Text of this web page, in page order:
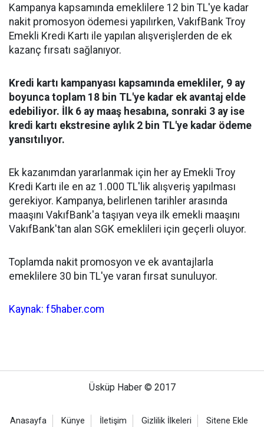
Kampanya kapsamında emeklilere 12 bin TL'ye kadar
nakit promosyon ödemesi yapılırken, VakıfBank Troy
Emekli Kredi Kartı ile yapılan alışverişlerden de ek
kazanç fırsatı sağlanıyor.
Kredi kartı kampanyası kapsamında emekliler, 9 ay
boyunca toplam 18 bin TL'ye kadar ek avantaj elde
edebiliyor. İlk 6 ay maaş hesabına, sonraki 3 ay ise
kredi kartı ekstresine aylık 2 bin TL'ye kadar ödeme
yansıtılıyor.
Ek kazanımdan yararlanmak için her ay Emekli Troy
Kredi Kartı ile en az 1.000 TL'lik alışveriş yapılması
gerekiyor. Kampanya, belirlenen tarihler arasında
maaşını VakıfBank'a taşıyan veya ilk emekli maaşını
VakıfBank'tan alan SGK emeklileri için geçerli oluyor.
Toplamda nakit promosyon ve ek avantajlarla
emeklilere 30 bin TL'ye varan fırsat sunuluyor.
Kaynak: f5haber.com
Üsküp Haber © 2017
Anasayfa Künye İletişim Gizlilik İlkeleri Sitene Ekle